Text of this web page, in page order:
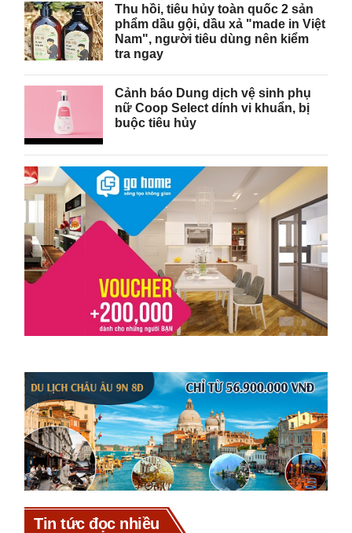
Thu hồi, tiêu hủy toàn quốc 2 sản
phẩm dầu gội, dầu xả "made in Việt
Nam", người tiêu dùng nên kiểm
tra ngay
Cảnh báo Dung dịch vệ sinh phụ
nữ Coop Select dính vi khuẩn, bị
buộc tiêu hủy
Tin tức đọc nhiều